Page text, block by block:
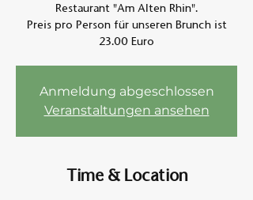
Restaurant "Am Alten Rhin".
Preis pro Person für unseren Brunch ist
23.00 Euro
Anmeldung abgeschlossen
Veranstaltungen ansehen
Time & Location